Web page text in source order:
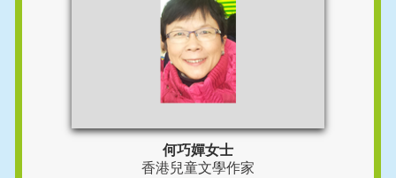
何巧嬋女士
香港兒童文學作家